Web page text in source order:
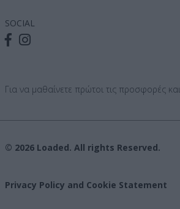
SOCIAL
Για να μαθαίνετε πρώτοι τις προσφορές
© 2026 Loaded. All rights Reserved.
Privacy Policy and Cookie Statement